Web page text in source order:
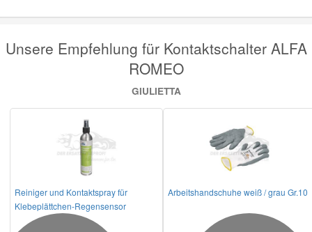
Unsere Empfehlung für Kontaktschalter ALFA
ROMEO
GIULIETTA
Reiniger und Kontaktspray für
Klebeplättchen-Regensensor
Arbeitshandschuhe weiß / grau Gr.10